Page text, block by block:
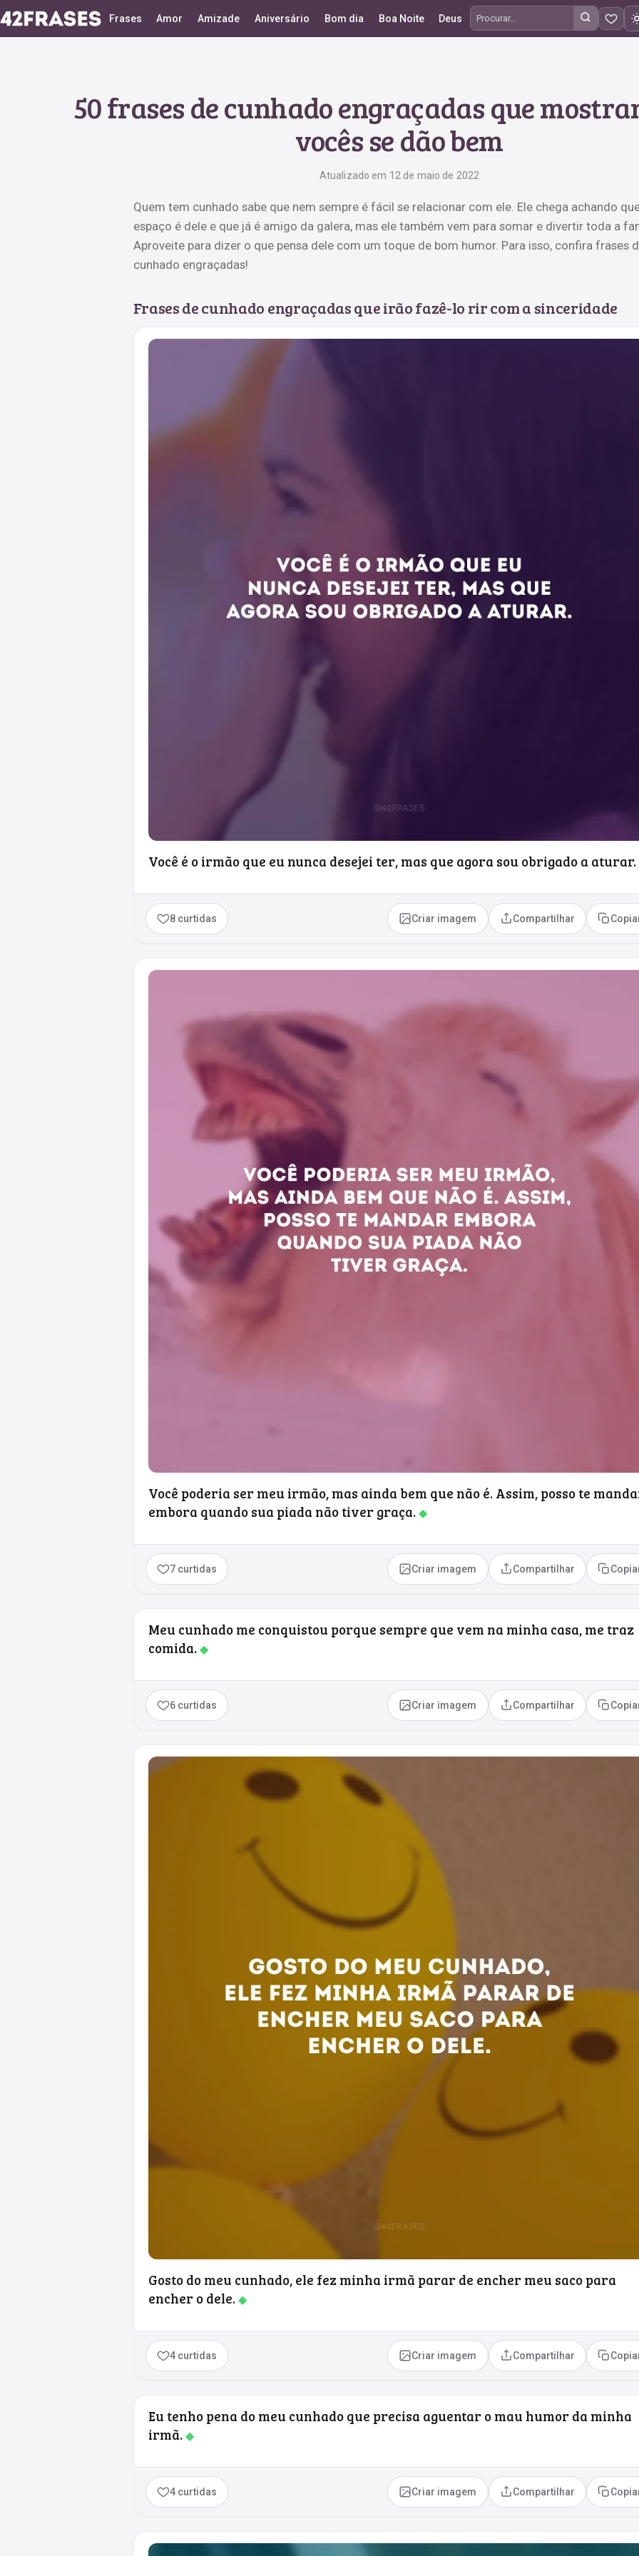
Frases Amor Amizade Aniversário Bom dia Boa Noite Deus
Procurar frases
50 frases de cunhado engraçadas que
vocês se dão bem
Atualizado em 12 de maio de 2022
Quem tem cunhado sabe que nem sempre é fácil se relacionar com ele. Ele chega achando
espaço é dele e que já é amigo da galera, mas ele também vem para somar e divertir toda a
Aproveite para dizer o que pensa dele com um toque de bom humor. Para isso, confira frases
cunhado engraçadas!
Frases de cunhado engraçadas que irão fazê-lo rir com a sinceridade
Você é o irmão que eu nunca desejei ter, mas que agora sou obrigado a aturar.
8 curtidas Criar imagem Compartilhar
Você poderia ser meu irmão, mas ainda bem que não é. Assim, posso te
embora quando sua piada não tiver graça.◆
7 curtidas Criar imagem Compartilhar
Meu cunhado me conquistou porque sempre que vem na minha casa, me traz
comida.◆
6 curtidas Criar imagem Compartilhar
Gosto do meu cunhado, ele fez minha irmã parar de encher meu saco para
encher o dele.◆
4 curtidas Criar imagem Compartilhar
Eu tenho pena do meu cunhado que precisa aguentar o mau humor da minha
irmã.◆
4 curtidas Criar imagem Compartilhar